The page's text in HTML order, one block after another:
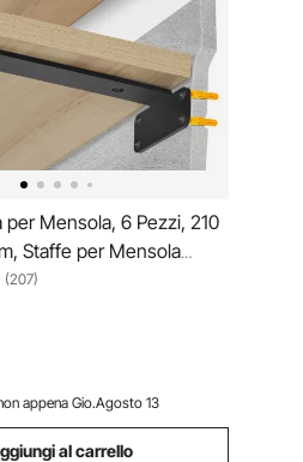
per Mensola, 6 Pezzi, 210
Staffe per Mensola
Pesanti Staffa per
Spessa 5 mm,
Capacità di Carico di
(207)
appena Gio.Agosto 13
al carrello